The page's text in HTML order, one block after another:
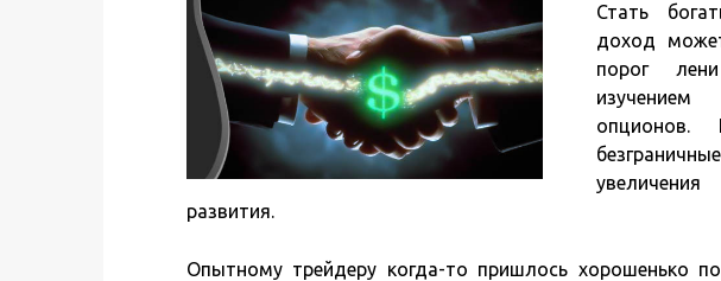
Стать
доход
порог
опционов.
развития.
Опытному трейдеру когда-то пришлось хорошенько